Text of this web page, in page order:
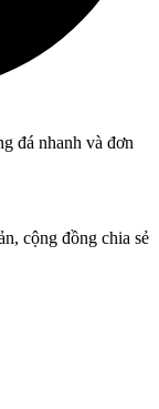
đá nhanh và đơn
cộng đồng chia sẻ